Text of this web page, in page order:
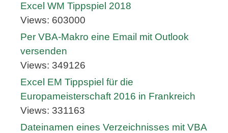
Excel WM Tippspiel 2018
Views: 603000
Per VBA-Makro eine Email mit Outlook
versenden
Views: 349126
Excel EM Tippspiel für die
Europameisterschaft 2016 in Frankreich
Views: 331163
Dateinamen eines Verzeichnisses mit VBA